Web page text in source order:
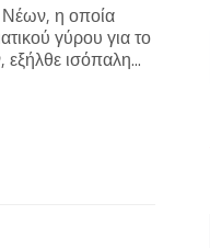
Νέων, η οποία
γύρου για το
ισόπαλη...